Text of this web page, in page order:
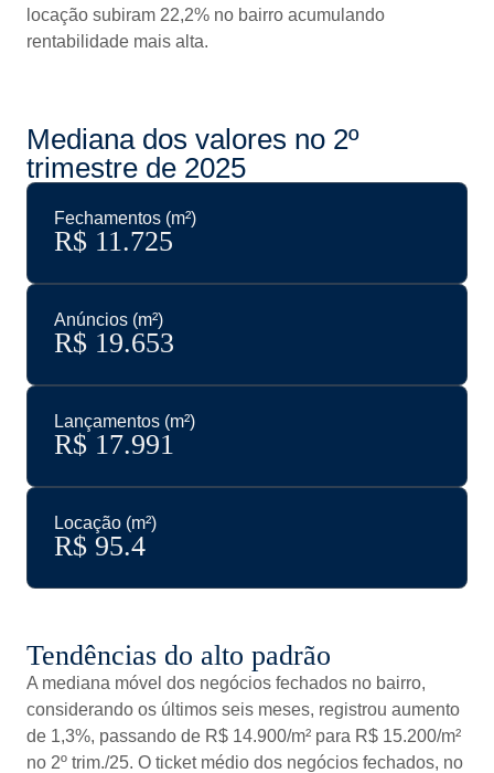
locação subiram 22,2% no bairro acumulando
rentabilidade mais alta.
Mediana dos valores no 2º
trimestre de 2025
Fechamentos (m²)
R$ 11.725
Anúncios (m²)
R$ 19.653
Lançamentos (m²)
R$ 17.991
Locação (m²)
R$ 95.4
Tendências do alto padrão
A mediana móvel dos negócios fechados no bairro,
considerando os últimos seis meses, registrou aumento
de 1,3%, passando de R$ 14.900/m² para R$ 15.200/m²
no 2º trim./25. O ticket médio dos negócios fechados, no